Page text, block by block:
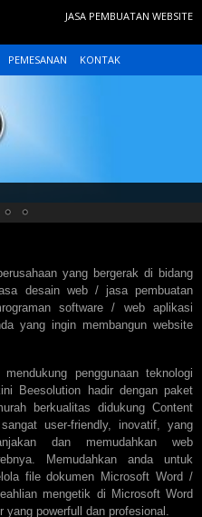
JASA PEMBUATAN WEBSITE
PEMESANAN KONTAK
yang bergerak di bidang
desain web / jasa pembuatan
software / web aplikasi
yang ingin membangun website
penggunaan teknologi
Beesolution hadir dengan paket
berkualitas didukung Content
user-friendly, inovatif, yang
dan memudahkan web
Memudahkan anda untuk
file dokumen Microsoft Word /
mengetik di Microsoft Word
powerfull dan profesional.